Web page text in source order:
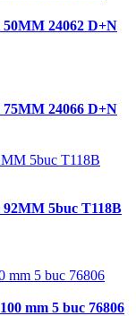
24062 D+N
24066 D+N
5buc T118B
mm 5 buc 76806